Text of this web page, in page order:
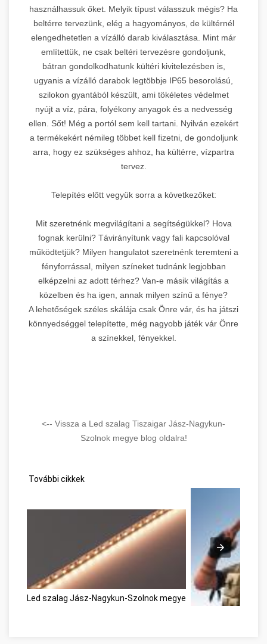
használhassuk őket. Melyik típust válasszuk mégis? Ha
beltérre tervezünk, elég a hagyományos, de kültérnél
elengedhetetlen a vízálló darab kiválasztása. Mint már
említettük, ne csak beltéri tervezésre gondoljunk,
bátran gondolkodhatunk kültéri kivitelezésben is,
ugyanis a vízálló darabok legtöbbje IP65 besorolású,
szilokon gyantából készült, ami tökéletes védelmet
nyújt a víz, pára, folyékony anyagok és a nedvesség
ellen. Sőt! Még a portól sem kell tartani. Nyilván ezekért
a termékekért némileg többet kell fizetni, de gondoljunk
arra, hogy ez szükséges ahhoz, ha kültérre, vízpartra
tervez.
Telepítés előtt vegyük sorra a következőket:
Mit szeretnénk megvilágítani a segítségükkel? Hova
fognak kerülni? Távirányítunk vagy fali kapcsolóval
működtetjük? Milyen hangulatot szeretnénk teremteni a
fényforrással, milyen színeket tudnánk legjobban
elképzelni az adott térhez? Van-e másik világítás a
közelben és ha igen, annak milyen színű a fénye?
A lehetőségek széles skálája csak Önre vár, és ha játszi
könnyedséggel telepítette, még nagyobb játék vár Önre
a színekkel, fényekkel.
<-- Vissza a Led szalag Tiszaigar Jász-Nagykun-
Szolnok megye blog oldalra!
További cikkek
Led szalag Jász-Nagykun-Szolnok megye